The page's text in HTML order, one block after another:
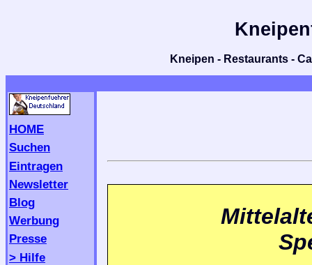
Kneipen - Restaurants -
HOME
Suchen
Eintragen
Newsletter
Blog
Werbung
Presse
> Hilfe